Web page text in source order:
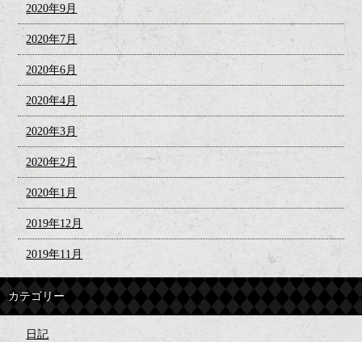
2020年9月
2020年7月
2020年6月
2020年4月
2020年3月
2020年2月
2020年1月
2019年12月
2019年11月
カテゴリー
日記